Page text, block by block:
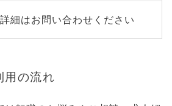
細はお問い合わせください
用の流れ